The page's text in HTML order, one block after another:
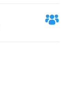
06:00-22:00